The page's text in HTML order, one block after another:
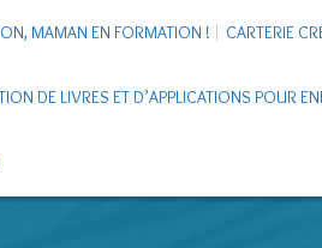
MAMAN EN FORMATION ! CARTERIE
DE LIVRES ET D’APPLICATIONS POUR